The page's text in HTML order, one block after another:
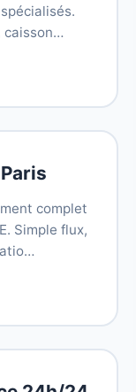
caisson…
complet
Simple flux,